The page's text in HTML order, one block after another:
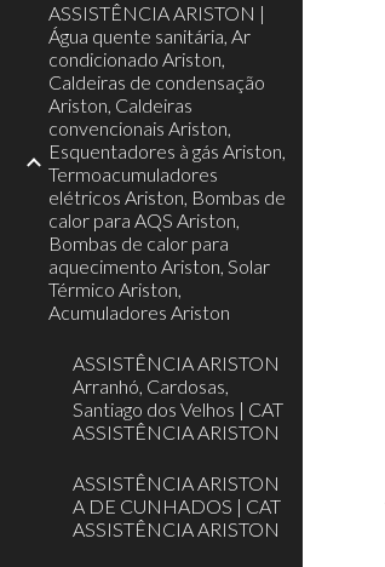
ASSISTÊNCIA ARISTON |
Água quente sanitária, Ar
condicionado Ariston,
Caldeiras de condensação
Ariston, Caldeiras
convencionais Ariston,
Esquentadores à gás Ariston,
Termoacumuladores
elétricos Ariston, Bombas de
calor para AQS Ariston,
Bombas de calor para
aquecimento Ariston, Solar
Térmico Ariston,
Acumuladores Ariston
ASSISTÊNCIA ARISTON
Arranhó, Cardosas,
Santiago dos Velhos | CAT
ASSISTÊNCIA ARISTON
ASSISTÊNCIA ARISTON
A DE CUNHADOS | CAT
ASSISTÊNCIA ARISTON